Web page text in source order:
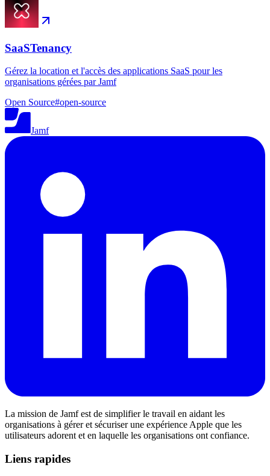
SaaSTenancy
Gérez la location et l'accès des applications SaaS pour les
organisations gérées par Jamf
Open Source#open-source
Jamf
La mission de Jamf est de simplifier le travail en aidant les
organisations à gérer et sécuriser une expérience Apple que les
utilisateurs adorent et en laquelle les organisations ont confiance.
Liens rapides